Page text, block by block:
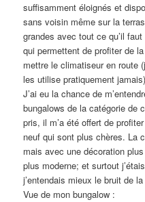
suffisamment éloignés et
sans voisin même sur la
grandes avec tout ce qu’il
qui permettent de profiter de
mettre le climatiseur en route
les utilise pratiquement
J’ai eu la chance de
bungalows de la catégorie de
pris, il m’a été offert de
neuf qui sont plus chères. La
mais avec une décoration
plus moderne; et surtout
j’entendais mieux le bruit de la
Vue de mon bungalow :